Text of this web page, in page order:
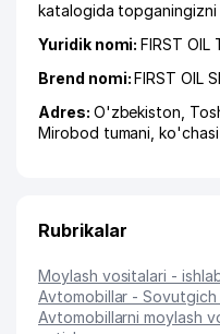
katalogida topganingizni
Yuridik nomi:FIRST OIL
Brend nomi:FIRST OIL
Adres: O'zbekiston,
Mirobod tumani ,ko'chasi
Rubrikalar
Moylash vositalari -
Avtomobillar -
Avtomobillarni moylash